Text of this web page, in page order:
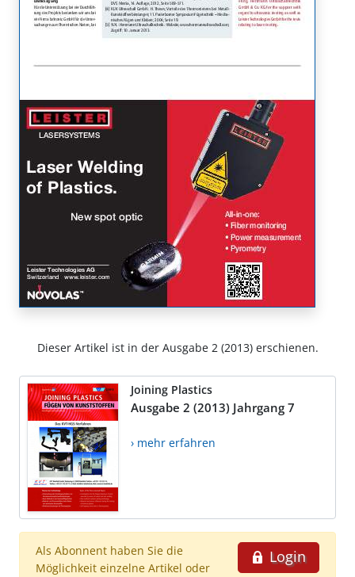
Dieser Artikel ist in der Ausgabe 2 (2013) erschienen.
Joining Plastics
Ausgabe 2 (2013) Jahrgang 7
› mehr erfahren
Login
Als Abonnent haben Sie die
Möglichkeit einzelne Artikel oder